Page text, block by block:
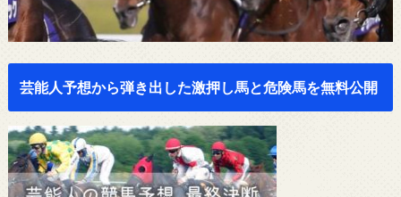
芸能人予想から弾き出した激押し馬と危険馬を無料公開